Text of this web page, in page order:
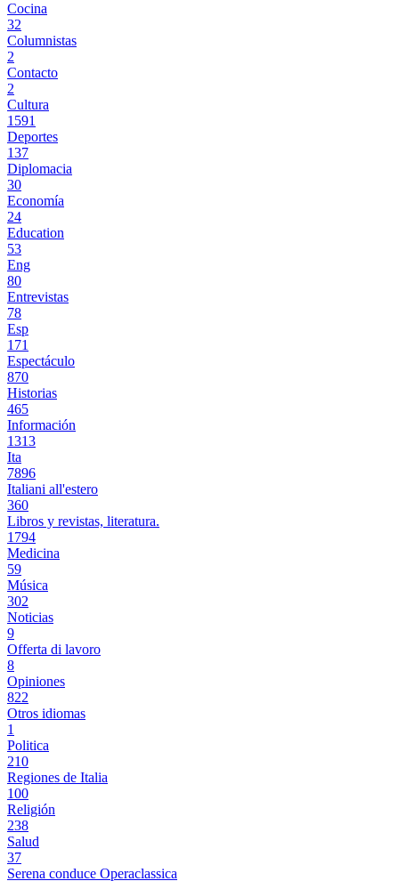
Cocina
32
Columnistas
2
Contacto
2
Cultura
1591
Deportes
137
Diplomacia
30
Economía
24
Education
53
Eng
80
Entrevistas
78
Esp
171
Espectáculo
870
Historias
465
Información
1313
Ita
7896
Italiani all'estero
360
Libros y revistas, literatura.
1794
Medicina
59
Música
302
Noticias
9
Offerta di lavoro
8
Opiniones
822
Otros idiomas
1
Politica
210
Regiones de Italia
100
Religión
238
Salud
37
Serena conduce Operaclassica